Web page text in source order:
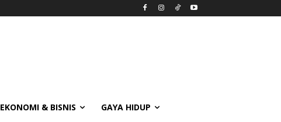
EKONOMI & BISNIS GAYA HIDUP